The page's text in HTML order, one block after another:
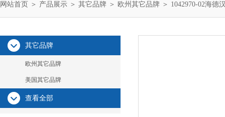
网站首页 ＞ 产品展示 ＞ 其它品牌 ＞ 欧州其它品牌 ＞ 1042970-02海德
其它品牌
欧州其它品牌
美国其它品牌
查看全部